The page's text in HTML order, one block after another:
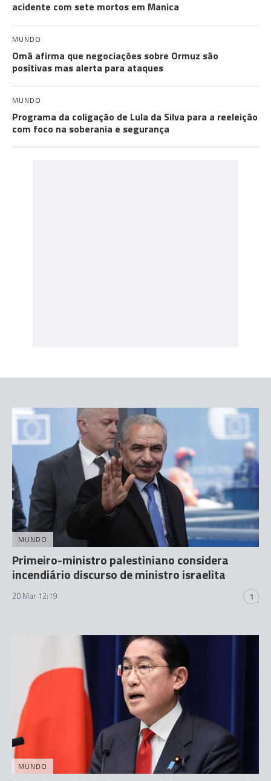
acidente com sete mortos em Manica
MUNDO
Omã afirma que negociações sobre Ormuz são
positivas mas alerta para ataques
MUNDO
Programa da coligação de Lula da Silva para a reeleição
com foco na soberania e segurança
MUNDO
Primeiro-ministro palestiniano considera
incendiário discurso de ministro israelita
20 Mar 12:19 1
MUNDO